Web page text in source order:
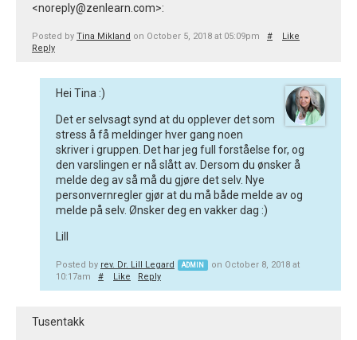
<noreply@zenlearn.com>:
Posted by Tina Mikland on October 5, 2018 at 05:09pm #
Like
Reply
Hei Tina :)
Det er selvsagt synd at du opplever det som
stress å få meldinger hver gang noen
skriver i gruppen. Det har jeg full forståelse for, og
den varslingen er nå slått av. Dersom du ønsker å
melde deg av så må du gjøre det selv. Nye
personvernregler gjør at du må både melde av og
melde på selv. Ønsker deg en vakker dag :)
Lill
Posted by rev. Dr. Lill Legard ADMIN
on October 8, 2018 at
10:17am
# Like Reply
Tusentakk